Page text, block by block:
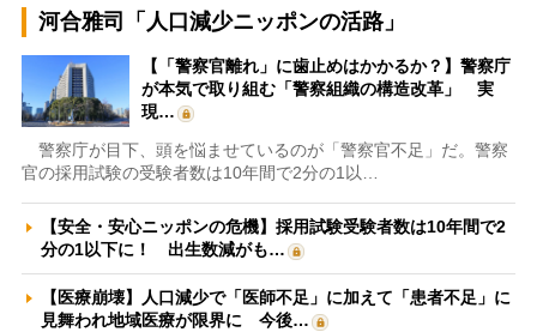
河合雅司「人口減少ニッポンの活路」
【「警察官離れ」に歯止めはかかるか？】警察庁
が本気で取り組む「警察組織の構造改革」 実
現…
警察庁が目下、頭を悩ませているのが「警察官不足」だ。警察
官の採用試験の受験者数は10年間で2分の1以…
【安全・安心ニッポンの危機】採用試験受験者数は10年間で2
分の1以下に！ 出生数減がも…
【医療崩壊】人口減少で「医師不足」に加えて「患者不足」に
見舞われ地域医療が限界に 今後…